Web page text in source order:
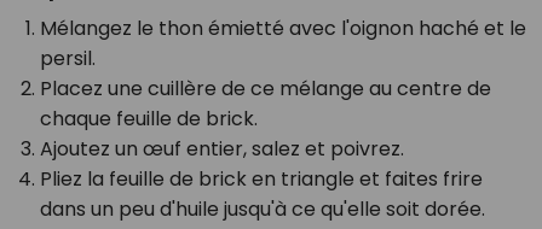
Mélangez le thon émietté avec l'oignon haché et le
persil.
Placez une cuillère de ce mélange au centre de
chaque feuille de brick.
Ajoutez un œuf entier, salez et poivrez.
Pliez la feuille de brick en triangle et faites frire
dans un peu d'huile jusqu'à ce qu'elle soit dorée.